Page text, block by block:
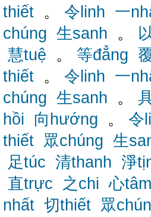
thiết 。 令linh 一
chúng 生sanh 。
慧tuệ 。 等đẳng
thiết 。 令linh 一
chúng 生sanh 。
hồi
向hướng 。 令
thiết 眾chúng 生
足túc 清thanh 淨
直trực
之chi 心tâm
nhất 切thiết 眾